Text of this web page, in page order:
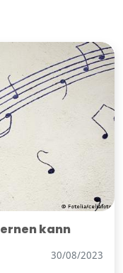
kann
30/08/2023